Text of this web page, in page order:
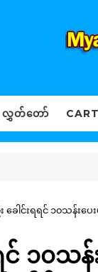
လွှတ်တော်
ေါင်းရရင် ၁၀သန်း
၁၀သ